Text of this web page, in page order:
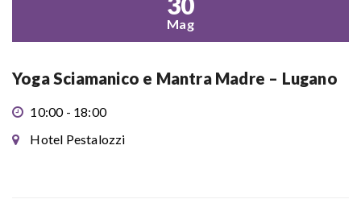
Mag
Yoga Sciamanico e Mantra Madre – Lugano
10:00 - 18:00
Hotel Pestalozzi